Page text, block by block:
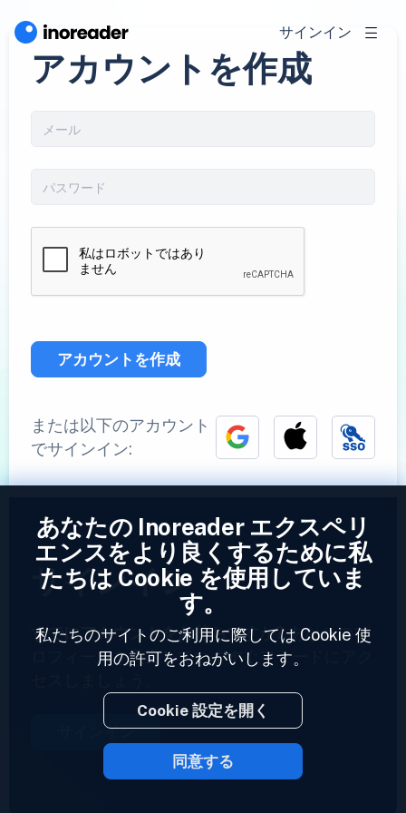
サインイン
アカウントを作成
アカウントを作成
または以下のアカウント
でサインイン:
サインイン
すでにアカウントをお持ちですか?あなたのプ
ロフィールを入力していますぐフィードにアク
サインイン
2023 © Inoreader
あなたの Inoreader エクスペリ
エンスをより良くするために私
たちは Cookie を使用していま
す。
私たちのサイトのご利用に際しては Cookie 使
用の許可をおねがいします。
Cookie 設定を開く
同意する